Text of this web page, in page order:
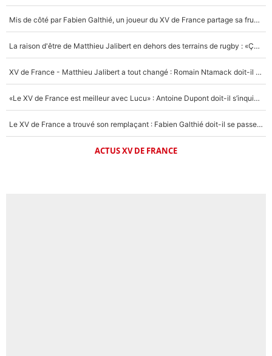
Mis de côté par Fabien Galthié, un joueur du XV de France partage sa frustration : «ils ne me l’ont pas dit tout de suite»
La raison d'être de Matthieu Jalibert en dehors des terrains de rugby : «Ça m'atteint autant que si tu touches à un membre de ma famille»
XV de France - Matthieu Jalibert a tout changé : Romain Ntamack doit-il s’inquiéter pour sa place à un an de la Coupe du monde ?
«Le XV de France est meilleur avec Lucu» : Antoine Dupont doit-il s’inquiéter pour sa place ?
Le XV de France a trouvé son remplaçant : Fabien Galthié doit-il se passer d'Antoine Dupont ?
ACTUS XV DE FRANCE